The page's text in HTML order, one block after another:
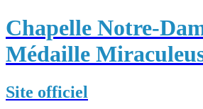
Chapelle Notre-
Médaille
Site officiel